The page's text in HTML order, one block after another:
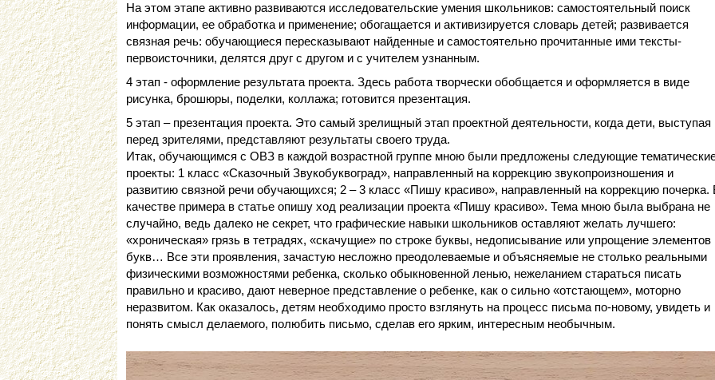
На этом этапе активно развиваются исследовательские умения школьников: самостоятельный поиск
информации, ее обработка и применение; обогащается и активизируется словарь детей; развивается
связная речь: обучающиеся пересказывают найденные и самостоятельно прочитанные ими тексты-
первоисточники, делятся друг с другом и с учителем узнанным.
4 этап - оформление результата проекта. Здесь работа творчески обобщается и оформляется в виде
рисунка, брошюры, поделки, коллажа; готовится презентация.
5 этап – презентация проекта. Это самый зрелищный этап проектной деятельности, когда дети, выступая
перед зрителями, представляют результаты своего труда.
Итак, обучающимся с ОВЗ в каждой возрастной группе мною были предложены следующие
проекты: 1 класс «Сказочный Звукобуквоград», направленный на коррекцию звукопроизношения и
развитию связной речи обучающихся; 2 – 3 класс «Пишу красиво», направленный на коррекцию почерка.
качестве примера в статье опишу ход реализации проекта «Пишу красиво». Тема мною была выбрана не
случайно, ведь далеко не секрет, что графические навыки школьников оставляют желать лучшего:
«хроническая» грязь в тетрадях, «скачущие» по строке буквы, недописывание или упрощение элементов
букв… Все эти проявления, зачастую несложно преодолеваемые и объясняемые не столько реальными
физическими возможностями ребенка, сколько обыкновенной ленью, нежеланием стараться писать
правильно и красиво, дают неверное представление о ребенке, как о сильно «отстающем», моторно
неразвитом. Как оказалось, детям необходимо просто взглянуть на процесс письма по-новому, увидеть и
понять смысл делаемого, полюбить письмо, сделав его ярким, интересным необычным.